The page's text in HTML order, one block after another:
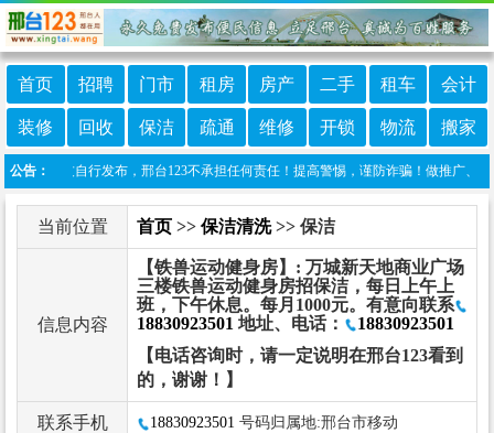
首页 招聘 门市 租房 房产 二手 租车 会计
装修 回收 保洁 疏通 维修 开锁 物流 搬家
公告：
息由网友自行发布，邢台123不承担任何责任！提高警惕，谨防诈骗！做推广、做
当前位置 首页 >> 保洁清洗>> 保洁
信息内容
【铁兽运动健身房】: 万城新天地商业广场
三楼铁兽运动健身房招保洁，每日上午上
班，下午休息。每月1000元。有意向联系
18830923501 地址、电话：
18830923501
【电话咨询时，请一定说明在邢台123看到
的，谢谢！】
联系手机 18830923501 号码归属地:邢台市移动